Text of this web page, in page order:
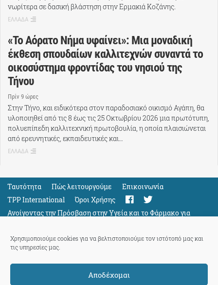
Χρησιμοποιούμε cookies για να βελτιστοποιούμε τον ιστότοπό μας και
τις υπηρεσίες μας.
Αποδέχομαι
νωρίτερα σε δασική βλάστηση στην Ερμακιά Κοζάνης.
ΕΛΛΑΔΑ
«Το Αόρατο Νήμα υφαίνει»: Μια μοναδική
έκθεση σπουδαίων καλλιτεχνών συναντά το
οικοσύστημα φροντίδας του νησιού της
Τήνου
Πρίν 9 ώρες
Στην Τήνο, και ειδικότερα στον παραδοσιακό οικισμό Αγάπη, θα
υλοποιηθεί από τις 8 έως τις 25 Οκτωβρίου 2026 μια πρωτότυπη,
πολυεπίπεδη καλλιτεχνική πρωτοβουλία, η οποία πλαισιώνεται
από ερευνητικές, εκπαιδευτικές και…
ΕΛΛΑΔΑ
Ταυτότητα Πώς λειτουργούμε
Eπικοινωνία
TPP International
Όροι Χρήσης
Ανοίγοντας την Πρόσβαση στην Υγεία και το Φάρμακο για
Όλους
Support
ThePressProject